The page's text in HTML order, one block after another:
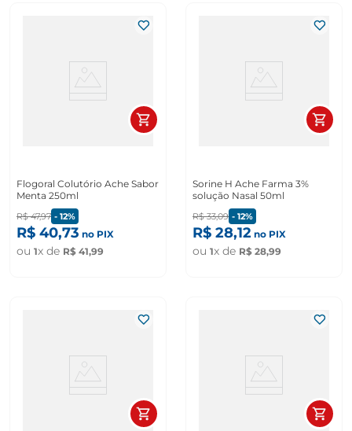
Flogoral Colutório Ache Sabor
Menta 250ml
R$ 47,97 - 12%
R$ 40,73 no PIX
ou 1x de R$ 41,99
Sorine H Ache Farma 3%
solução Nasal 50ml
R$ 33,09 - 12%
R$ 28,12 no PIX
ou 1x de R$ 28,99